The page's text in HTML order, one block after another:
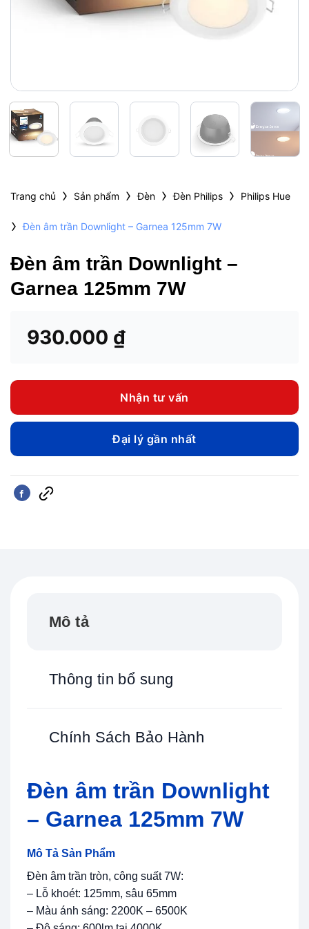
Trang chủ › Sản phẩm ›Đèn ›Đèn Philips › Philips Hue
›Đèn âm trần Downlight – Garnea 125mm 7W
Đèn âm trần Downlight –
Garnea 125mm 7W
930.000 ₫
Nhận tư vấn
Đại lý gần nhất
Mô tả
Thông tin bổ sung
Chính Sách Bảo Hành
Đèn âm trần Downlight
– Garnea 125mm 7W
Mô Tả Sản Phẩm
Đèn âm trần tròn, công suất 7W:
– Lỗ khoét: 125mm, sâu 65mm
– Màu ánh sáng: 2200K – 6500K